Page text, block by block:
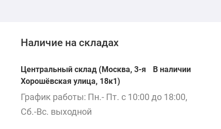
Наличие на складах
Центральный склад (Москва, 3-я
Хорошёвская улица, 18к1)
В наличии
График работы: Пн.- Пт. с 10:00 до 18:00,
Сб.-Вс. выходной